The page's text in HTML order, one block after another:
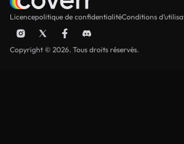
Licencepolitique de confidentialitéConditions
Copyright © 2026. Tous droits réservés.